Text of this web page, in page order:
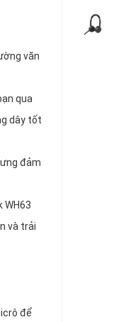
văn
qua
dây tốt
đảm
WH63
và trải
để